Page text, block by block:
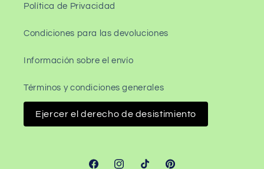
Política de Privacidad
Condiciones para las devoluciones
Información sobre el envío
Términos y condiciones generales
Ejercer el derecho de desistimiento